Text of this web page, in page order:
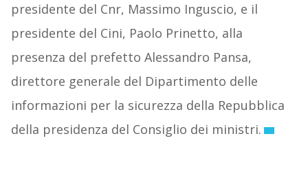
presidente del Cnr, Massimo Inguscio, e il
presidente del Cini, Paolo Prinetto, alla
presenza del prefetto Alessandro Pansa,
direttore generale del Dipartimento delle
informazioni per la sicurezza della Repubblica
della presidenza del Consiglio dei ministri.